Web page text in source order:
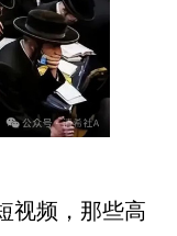
视频，那些高